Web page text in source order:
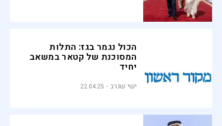
הכול נגמר בגז: התלות
המסוכנת של קטאר במשאב
יחיד
ישי שנרב 22.04.25